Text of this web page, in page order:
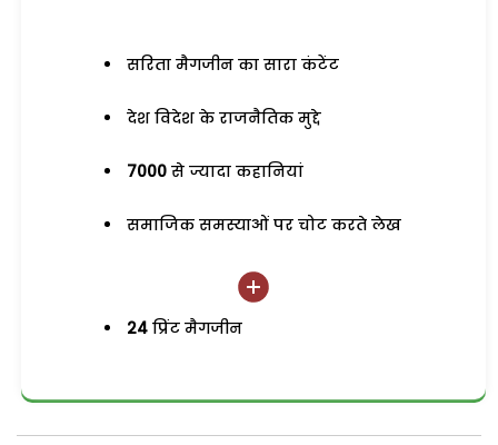
सरिता मैगजीन का सारा कंटेंट
देश विदेश के राजनैतिक मुद्दे
7000 से ज्यादा कहानियां
समाजिक समस्याओं पर चोट करते लेख
24 प्रिंट मैगजीन